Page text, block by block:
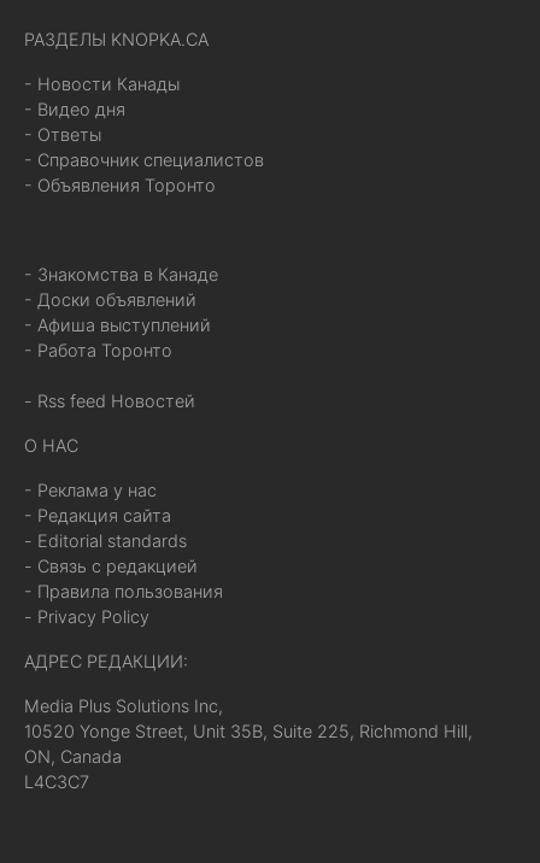
РАЗДЕЛЫ KNOPKA.CA
- Новости Канады
- Видео дня
- Ответы
- Справочник специалистов
- Объявления Торонто
- Знакомства в Канаде
- Доски объявлений
- Афиша выступлений
- Работа Торонто
- Rss feed Новостей
О НАС
- Реклама у нас
- Редакция сайта
- Editorial standards
- Связь с редакцией
- Правила пользования
- Privacy Policy
АДРЕС РЕДАКЦИИ:
Media Plus Solutions Inc,
10520 Yonge Street, Unit 35B, Suite 225, Richmond Hill,
ON, Canada
L4C3C7